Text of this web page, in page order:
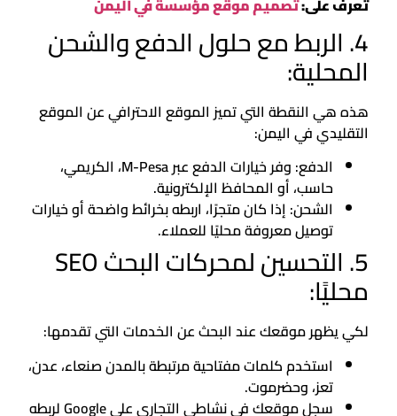
4. الربط مع حلول الدفع والشحن
المحلية:
هذه هي النقطة التي تميز الموقع الاحترافي عن الموقع
التقليدي في اليمن:
الدفع: وفر خيارات الدفع عبر M-Pesa، الكريمي،
حاسب، أو المحافظ الإلكترونية.
الشحن: إذا كان متجرًا، اربطه بخرائط واضحة أو خيارات
توصيل معروفة محليًا للعملاء.
5. التحسين لمحركات البحث SEO
محليًا:
لكي يظهر موقعك عند البحث عن الخدمات التي تقدمها:
استخدم كلمات مفتاحية مرتبطة بالمدن صنعاء، عدن،
تعز، وحضرموت.
سجل موقعك في نشاطي التجاري على Google لربطه